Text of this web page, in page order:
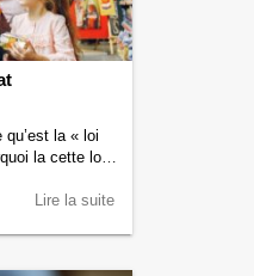
la « loi
la cette loi a
a permis de
Lire la suite